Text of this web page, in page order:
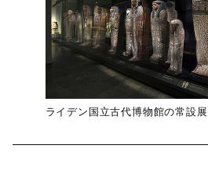
ライデン国立古代博物館の常設